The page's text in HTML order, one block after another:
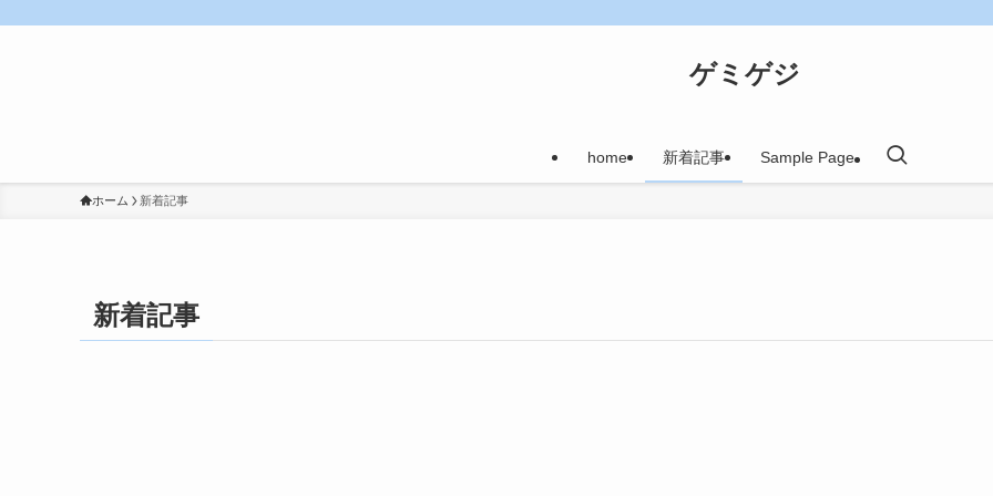
ゲミゲジ
home 新着記事 Sample Page
ホーム 新着記事
新着記事